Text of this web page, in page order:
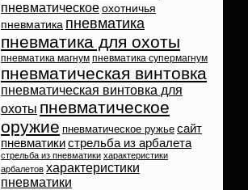
пневматическое охотничья
пневматика пневматика
пневматика для охоты
пневматика магнум пневматика супермагнум
пневматическая винтовка
пневматическая винтовка для
охоты пневматическое
оружие пневматическое ружье сайт
пневматикистрельба из арбалета
стрельба из пневматики характеристики
арбалетов характеристики
пневматики